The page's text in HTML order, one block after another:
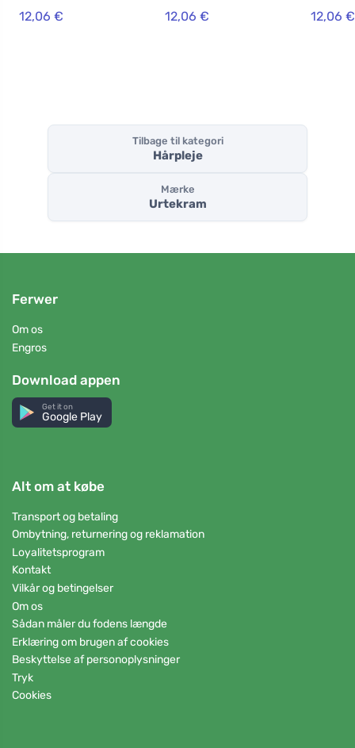
12,06 €
BIO
12,06 € 12,06 €
Tilbage til kategori
Hårpleje
Mærke
Urtekram
Ferwer
Om os
Engros
Download appen
Get it on
Google Play
Alt om at købe
Transport og betaling
Ombytning, returnering og reklamation
Loyalitetsprogram
Kontakt
Vilkår og betingelser
Om os
Sådan måler du fodens længde
Erklæring om brugen af cookies
Beskyttelse af personoplysninger
Tryk
Cookies